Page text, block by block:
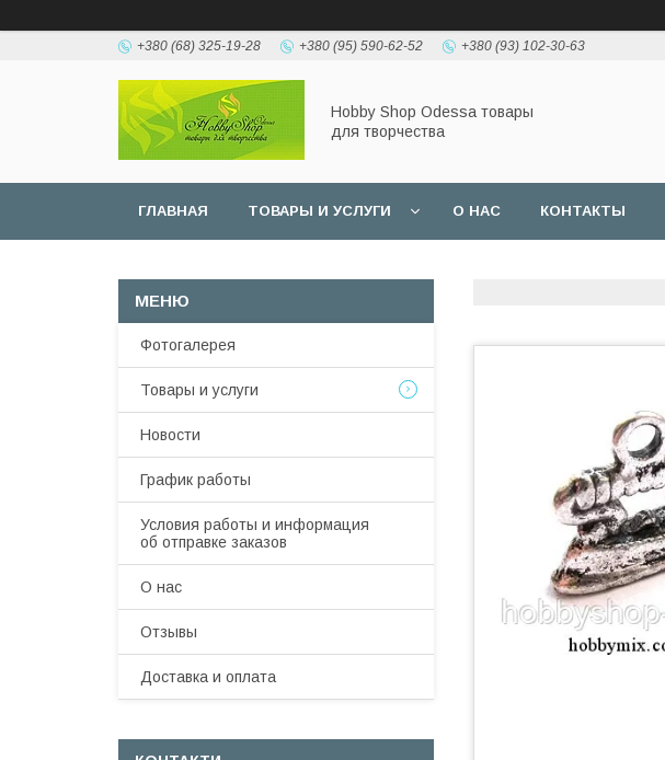
+380 (68) 325-19-28 +380 (95) 590-62-52 +380 (93) 102-30-63
Hobbу Shop Odessa товары
для творчества
ГЛАВНАЯ ТОВАРЫ И УСЛУГИ О НАС КОНТАКТЫ
Фотогалерея
Товары и услуги
Новости
График работы
Условия работы и информация
об отправке заказов
О нас
Отзывы
Доставка и оплата